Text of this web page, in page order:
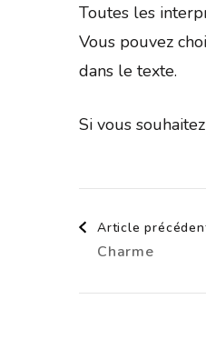
Toutes les
Vous pouvez
dans le texte.
Si vous
d'article
Article
Charme